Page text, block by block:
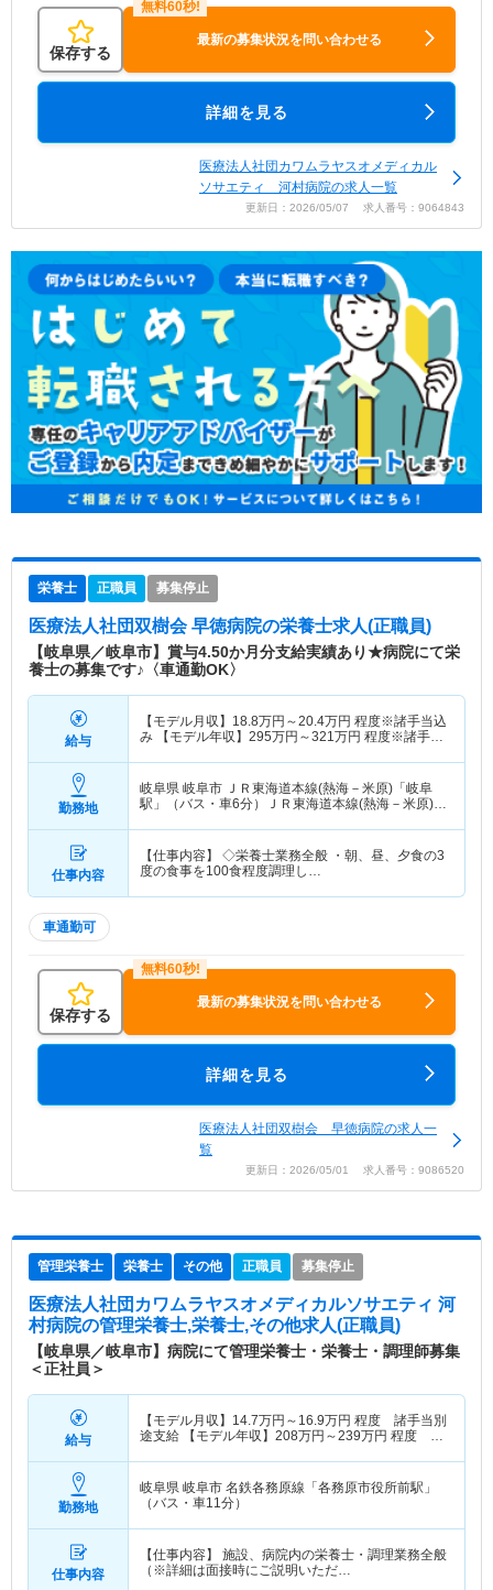
保存する
最新の募集状況を問い合わせる
詳細を見る
医療法人社団カワムラヤスオメディカル
ソサエティ 河村病院の求人一覧
更新日：2026/05/07 求人番号：9064843
栄養士 正職員 募集停止
医療法人社団双樹会 早徳病院の栄養士求人(正職員)
【岐阜県／岐阜市】賞与4.50か月分支給実績あり★病院にて栄
養士の募集です♪〈車通勤OK〉
給与
【モデル月収】 18.8万円～20.4万円 程度※諸手当込
み 【モデル年収】 295万円～321万円 程度※諸手当
勤務地
岐阜県 岐阜市 ＪＲ東海道本線(熱海－米原)「岐阜
駅」（バス・車6分）ＪＲ東海道本線(熱海－米原)
仕事内容
【仕事内容】 ◇栄養士業務全般 ・朝、昼、夕食の3
度の食事を100食程度調理し…
車通勤可
保存する
最新の募集状況を問い合わせる
詳細を見る
医療法人社団双樹会 早徳病院の求人一
覧
更新日：2026/05/01 求人番号：9086520
管理栄養士 栄養士 その他 正職員 募集停止
医療法人社団カワムラヤスオメディカルソサエティ 河
村病院の管理栄養士,栄養士,その他求人(正職員)
【岐阜県／岐阜市】病院にて管理栄養士・栄養士・調理師募集
＜正社員＞
給与
【モデル月収】 14.7万円～ 16.9万円 程度 諸手当別
途支給 【モデル年収】 208万円～239万円 程度 賞
勤務地
岐阜県 岐阜市 名鉄各務原線「各務原市役所前駅」
（バス・車11分）
仕事内容
【仕事内容】 施設、病院内の栄養士・調理業務全般
（※詳細は面接時にご説明いただ…